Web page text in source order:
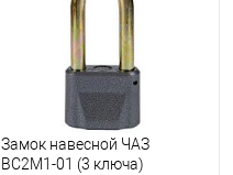
Замок навесной ЧАЗ
ВС2М1-01 (3 ключа)